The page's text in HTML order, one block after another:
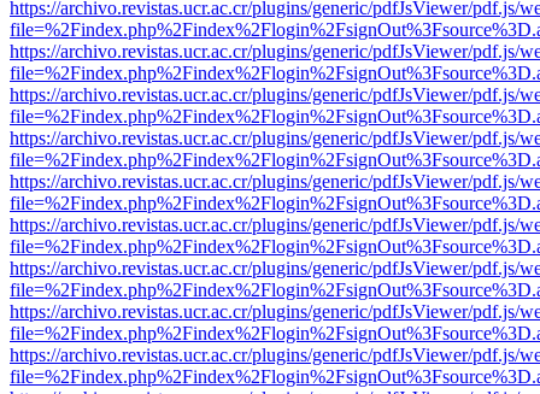
https://archivo.revistas.ucr.ac.cr/plugins/generic/pdfJsViewer/pdf.js/
https://archivo.revistas.ucr.ac.cr/plugins/generic/pdfJsViewer/pdf.js/
https://archivo.revistas.ucr.ac.cr/plugins/generic/pdfJsViewer/pdf.js/
https://archivo.revistas.ucr.ac.cr/plugins/generic/pdfJsViewer/pdf.js/
https://archivo.revistas.ucr.ac.cr/plugins/generic/pdfJsViewer/pdf.js/
https://archivo.revistas.ucr.ac.cr/plugins/generic/pdfJsViewer/pdf.js/
https://archivo.revistas.ucr.ac.cr/plugins/generic/pdfJsViewer/pdf.js/
https://archivo.revistas.ucr.ac.cr/plugins/generic/pdfJsViewer/pdf.js/
https://archivo.revistas.ucr.ac.cr/plugins/generic/pdfJsViewer/pdf.js/